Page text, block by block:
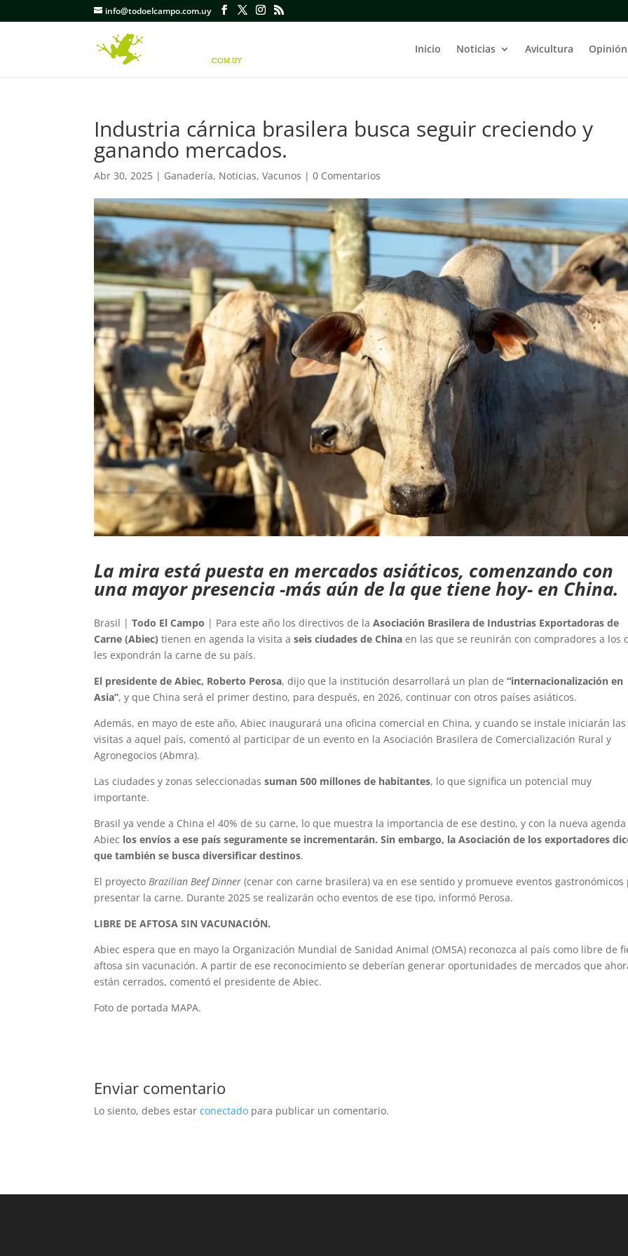
info@todoelcampo.com.uy
Inicio Noticias Avicultura Opinión
Industria cárnica brasilera busca seguir creciendo y
ganando mercados.
Abr 30, 2025 | Ganadería, Noticias,Vacunos |0 Comentarios
La mira está puesta en mercados asiáticos, comenzando con
una mayor presencia -más aún de la que tiene hoy- en China.
Brasil |Todo El Campo | Para este año los directivos de laAsociación Brasilera de Industrias Exportadoras de
Carne (Abiec) tienen en agenda la visita aseis ciudades de China en las que se reunirán con compradores a los
les expondrán la carne de su país.
El presidente de Abiec, Roberto Perosa, dijo que la institución desarrollará un plan de“internacionalización en
Asia”, y que China será el primer destino, para después, en 2026, continuar con otros países asiáticos.
Además, en mayo de este año, Abiec inaugurará una oficina comercial en China, y cuando se instale iniciarán las
visitas a aquel país, comentó al participar de un evento en la Asociación Brasilera de Comercialización Rural y
Agronegocios (Abmra).
Las ciudades y zonas seleccionadas suman 500 millones de habitantes, lo que significa un potencial muy
importante.
Brasil ya vende a China el 40% de su carne, lo que muestra la importancia de ese destino, y con la nueva agenda
Abiec los envíos a ese país seguramente se incrementarán. Sin embargo, la Asociación de los exportadores
que también se busca diversificar destinos.
El proyecto Brazilian Beef Dinner (cenar con carne brasilera) va en ese sentido y promueve eventos gastronómicos
presentar la carne. Durante 2025 se realizarán ocho eventos de ese tipo, informó Perosa.
LIBRE DE AFTOSA SIN VACUNACIÓN.
Abiec espera que en mayo la Organización Mundial de Sanidad Animal (OMSA) reconozca al país como libre de
aftosa sin vacunación. A partir de ese reconocimiento se deberían generar oportunidades de mercados que
están cerrados, comentó el presidente de Abiec.
Foto de portada MAPA.
Enviar comentario
Lo siento, debes estarconectado para publicar un comentario.